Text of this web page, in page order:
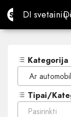
Site.proDI svetainių
DI svetainių
Kategorija
Ar
Tipai/
Pasirinkti